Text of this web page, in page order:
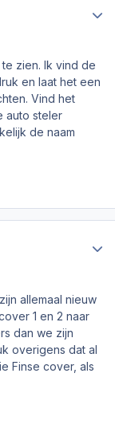
zien. Ik vind de
en laat het een
Vind het
auto steler
de naam
allemaal nieuw
1 en 2 naar
dan we zijn
overigens dat al
Finse cover, als